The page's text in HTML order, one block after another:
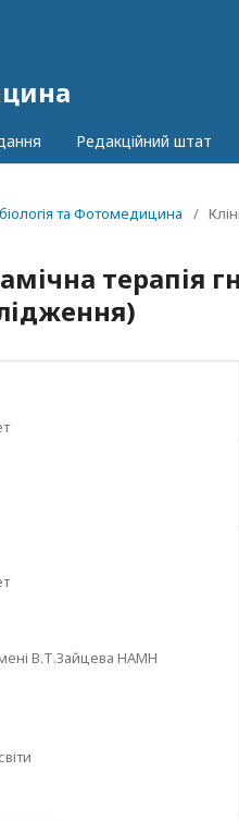
Редакційний штат
та Фотомедицина /
терапія
В.Т.Зайцева НАМН